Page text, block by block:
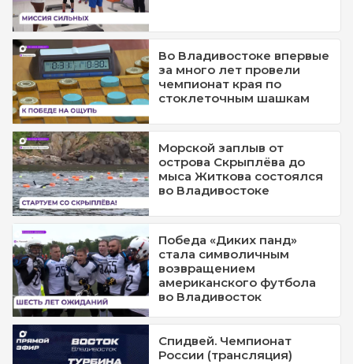
Во Владивостоке впервые
за много лет провели
чемпионат края по
стоклеточным шашкам
Морской заплыв от
острова Скрыплёва до
мыса Житкова состоялся
во Владивостоке
Победа «Диких панд»
стала символичным
возвращением
американского футбола
во Владивосток
Спидвей. Чемпионат
России (трансляция)